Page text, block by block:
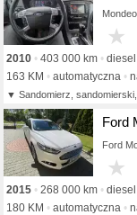
2010 403 000 km diesel
163 KM
automatyczna
Sandomierz,
Ford
Ford
2015 268 000 km diesel
180 KM
automatyczna